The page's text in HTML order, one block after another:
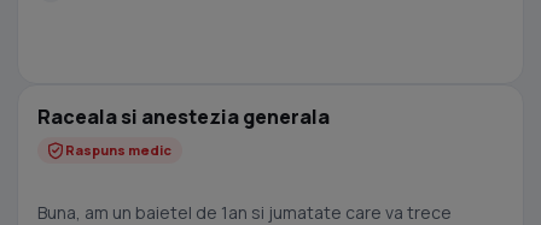
Raceala si anestezia generala
Raspuns medic
Buna, am un baietel de 1an si jumatate care va trece